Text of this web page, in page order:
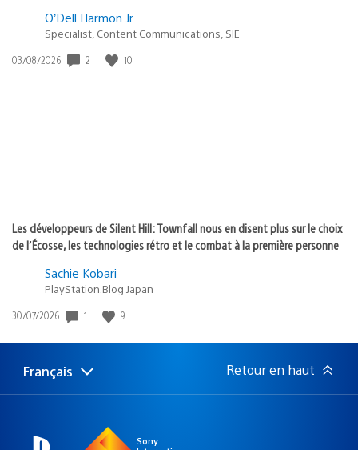
O’Dell Harmon Jr.
Specialist, Content Communications, SIE
Date
03/08/2026 2 10
Les développeurs de Silent Hill: Townfall nous en disent plus sur le choix
de l’Écosse, les technologies rétro et le combat à la première personne
Sachie Kobari
PlayStation.Blog Japan
Date
publication
30/07/2026 1 9
Choisir
une
Région
actuelle
Français Retour en haut
Sony